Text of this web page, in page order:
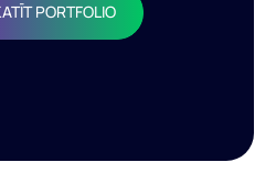
PORTFOLIO